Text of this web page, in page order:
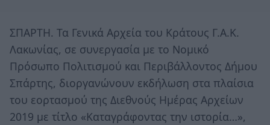
ΣΠΑΡΤΗ. Τα Γενικά Αρχεία του Κράτους Γ.Α.Κ.
Λακωνίας, σε συνεργασία με το Νομικό
Πρόσωπο Πολιτισμού και Περιβάλλοντος Δήμου
Σπάρτης, διοργανώνουν εκδήλωση στα πλαίσια
του εορτασμού της Διεθνούς Ημέρας Αρχείων
2019 με τίτλο «Καταγράφοντας την ιστορία…»,